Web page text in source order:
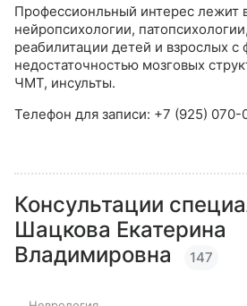
Профессионльный интерес лежит
нейропсихологии,
реабилитации детей и взрослых с
недостаточностью мозговых
ЧМТ, инсульты.
Телефон для записи: +7 (925) 070-
Консультации
Шацкова Екатерина
Владимировна
147